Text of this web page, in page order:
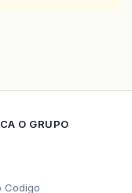
O GRUPO
Codigo